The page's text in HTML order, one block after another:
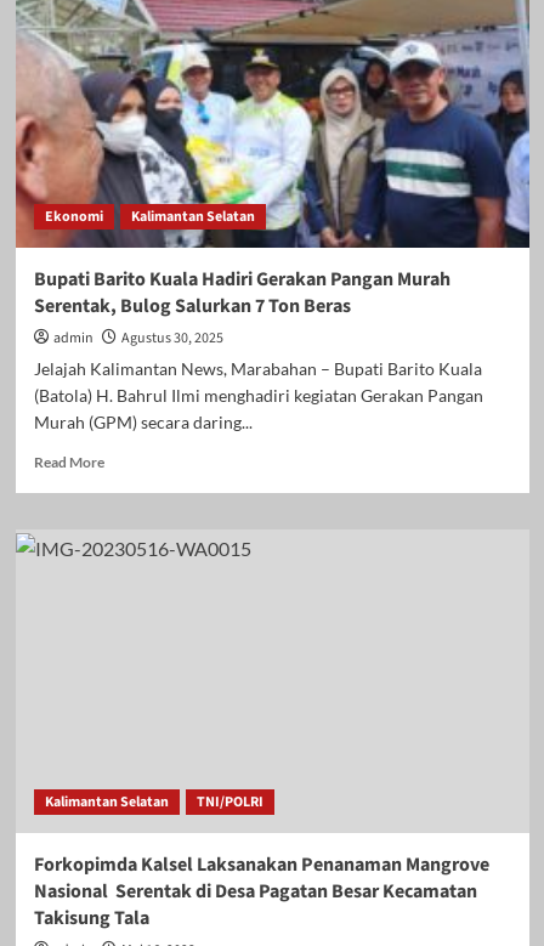
Ajak
Warga
Serentak
Berdoa
di
Seluruh
Tempat
Ibadah
Demi
Keselamatan
Ekonomi Kalimantan Selatan
Bupati Barito Kuala Hadiri Gerakan Pangan Murah
Serentak, Bulog Salurkan 7 Ton Beras
admin
Agustus 30, 2025
Jelajah Kalimantan News, Marabahan – Bupati Barito Kuala
(Batola) H. Bahrul Ilmi menghadiri kegiatan Gerakan Pangan
Murah (GPM) secara daring...
Read MoreRead
Barito
Beras
Kalimantan Selatan TNI/POLRI
Forkopimda Kalsel Laksanakan Penanaman Mangrove
Nasional Serentak di Desa Pagatan Besar Kecamatan
Takisung Tala